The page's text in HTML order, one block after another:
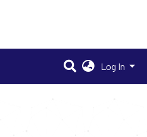
Log In